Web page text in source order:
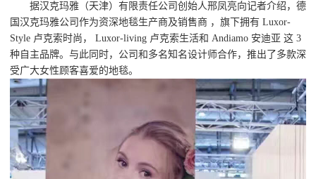
据汉克玛雅（天津）有限责任公司创始人邢凤亮向记者介绍，德
国汉克玛雅公司作为资深地毯生产商及销售商 ，旗下拥有 Luxor-
Style 卢克索时尚， Luxor-living 卢克索生活和 Andiamo 安迪亚 这 3
种自主品牌。与此同时，公司和多名知名设计师合作，推出了多款深
受广大女性顾客喜爱的地毯。